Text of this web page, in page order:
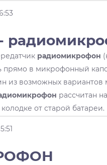
радиомикрофон
прямо в микрофонный
из возможных вариантов
рассчитан
от старой батареи.